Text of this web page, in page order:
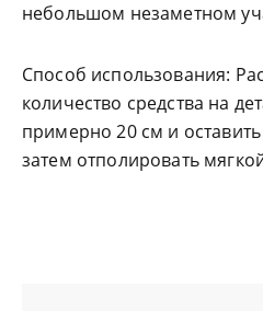
небольшом незаметном
Способ использования:
количество средства на
примерно 20 см и
затем отполировать